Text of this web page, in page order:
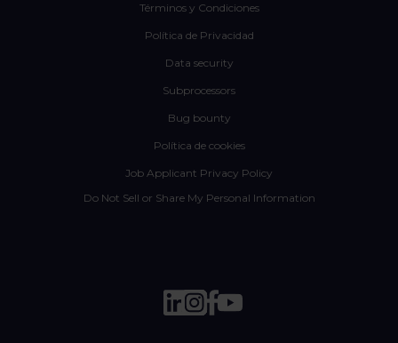
Términos y Condiciones
Política de Privacidad
Data security
Subprocessors
Bug bounty
Política de cookies
Job Applicant Privacy Policy
Do Not Sell or Share My Personal Information